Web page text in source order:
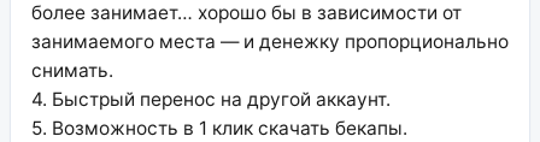
более занимает… хорошо бы в зависимости от
занимаемого места — и денежку пропорционально
снимать.
4. Быстрый перенос на другой аккаунт.
5. Возможность в 1 клик скачать бекапы.